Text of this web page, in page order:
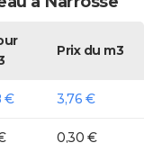
Prix du m3
€ 3,76 €
0,30 €